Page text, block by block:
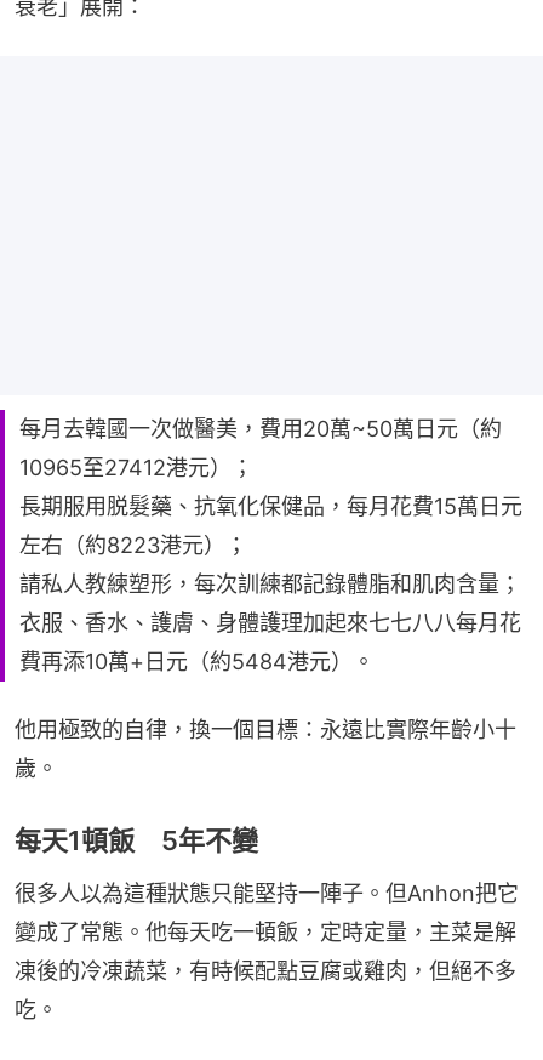
衰老」展開：
每月去韓國一次做醫美，費用20萬~50萬日元（約
10965至27412港元）；
長期服用脱髮藥、抗氧化保健品，每月花費15萬日元
左右（約8223港元）；
請私人教練塑形，每次訓練都記錄體脂和肌肉含量；
衣服、香水、護膚、身體護理加起來七七八八每月花
費再添10萬+日元（約5484港元）。
他用極致的自律，換一個目標：永遠比實際年齡小十
歲。
每天1頓飯 5年不變
很多人以為這種狀態只能堅持一陣子。但Anhon把它
變成了常態。他每天吃一頓飯，定時定量，主菜是解
凍後的冷凍蔬菜，有時候配點豆腐或雞肉，但絕不多
吃。